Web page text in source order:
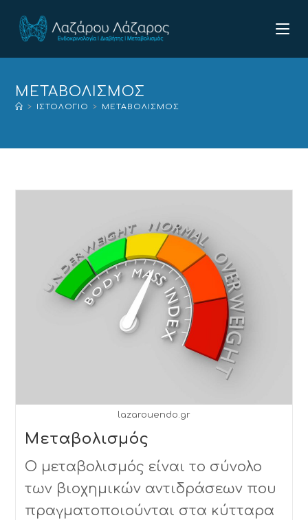
ΜΕΤΑΒΟΛΙΣΜΌΣ
> ΙΣΤΟΛΌΓΙΟ > ΜΕΤΑΒΟΛΙΣΜΌΣ
lazarouendo.gr
Μεταβολισμός
Ο μεταβολισμός είναι το σύνολο
των βιοχημικών αντιδράσεων που
πραγματοποιούνται στα κύτταρα